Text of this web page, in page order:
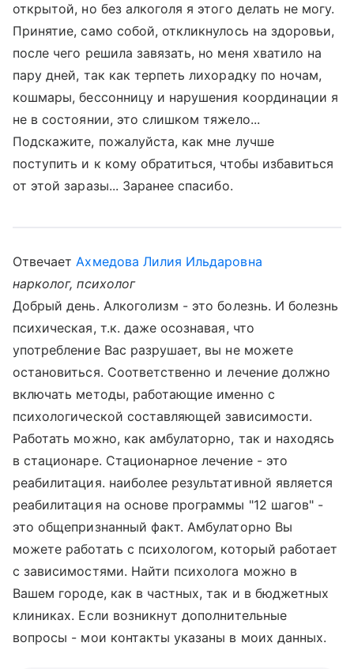
открытой, но без алкоголя я этого делать не могу.
Принятие, само собой, откликнулось на здоровьи,
после чего решила завязать, но меня хватило на
пару дней, так как терпеть лихорадку по ночам,
кошмары, бессонницу и нарушения координации я
не в состоянии, это слишком тяжело...
Подскажите, пожалуйста, как мне лучше
поступить и к кому обратиться, чтобы избавиться
от этой заразы... Заранее спасибо.
ОтвечаетАхмедова Лилия Ильдаровна
нарколог, психолог
Добрый день. Алкоголизм - это болезнь. И болезнь
психическая, т.к. даже осознавая, что
употребление Вас разрушает, вы не можете
остановиться. Соответственно и лечение должно
включать методы, работающие именно с
психологической составляющей зависимости.
Работать можно, как амбулаторно, так и находясь
в стационаре. Стационарное лечение - это
реабилитация. наиболее результативной является
реабилитация на основе программы "12 шагов" -
это общепризнанный факт. Амбулаторно Вы
можете работать с психологом, который работает
с зависимостями. Найти психолога можно в
Вашем городе, как в частных, так и в бюджетных
клиниках. Если возникнут дополнительные
вопросы - мои контакты указаны в моих данных.